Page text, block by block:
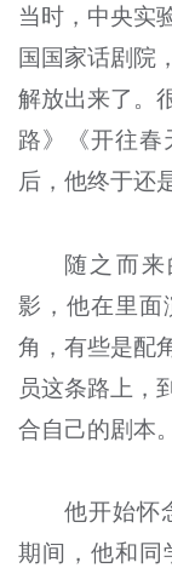
当时，中央实
国国家话剧院
解放出来了。
路》《开往春
后，他终于还
随之而
影，他在里面
角，有些是配
员这条路上，
合自己的剧本。
他开始怀
期间，他和同